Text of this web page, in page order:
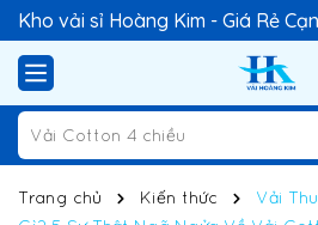
Kho vải sỉ Hoàng Kim - Giá Rẻ
Trang chủ Kiến thức
Vải